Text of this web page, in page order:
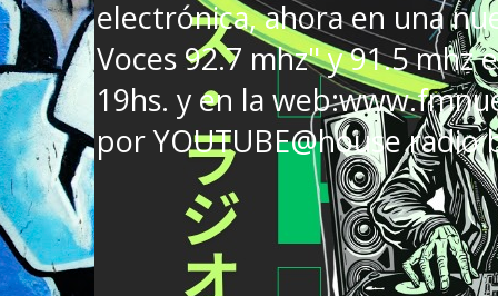
electrónica, ahora en una
Voces 92.7 mhz" y 91.5 mhz
19hs. y en la
por YOUTUBE@house radio